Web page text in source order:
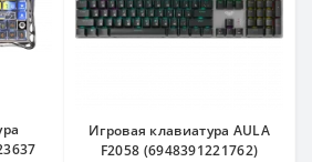
Игровая клавиатура AULA
F2058 (6948391221762)